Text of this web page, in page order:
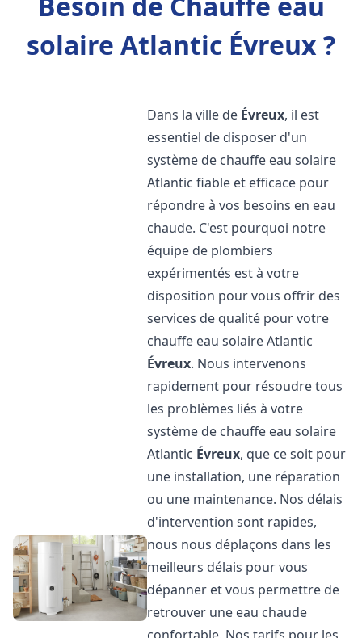
solaire Atlantic Évreux ?
Dans la ville de Évreux, il est
essentiel de disposer d'un
système de chauffe eau solaire
Atlantic fiable et efficace pour
répondre à vos besoins en eau
chaude. C'est pourquoi notre
équipe de plombiers
expérimentés est à votre
disposition pour vous offrir des
services de qualité pour votre
chauffe eau solaire Atlantic
Évreux. Nous intervenons
rapidement pour résoudre tous
les problèmes liés à votre
système de chauffe eau solaire
Atlantic Évreux, que ce soit pour
une installation, une réparation
ou une maintenance. Nos délais
d'intervention sont rapides,
nous nous déplaçons dans les
meilleurs délais pour vous
dépanner et vous permettre de
retrouver une eau chaude